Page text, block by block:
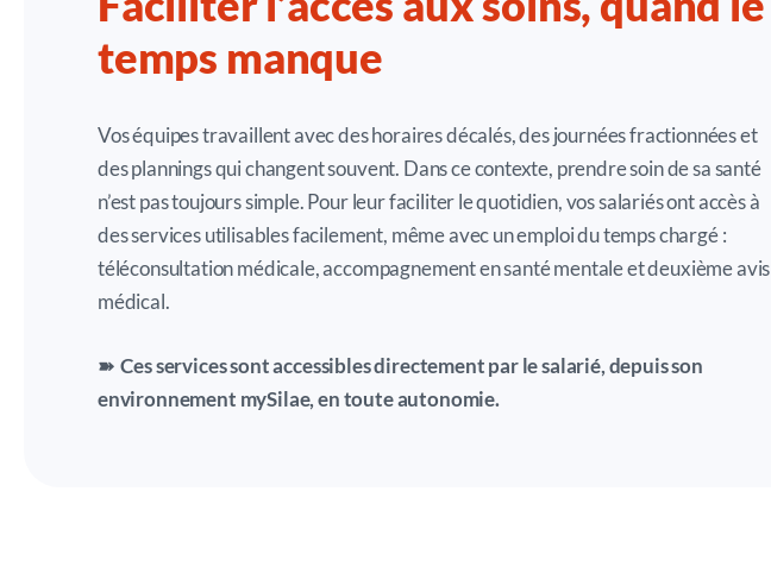
temps manque
Vos équipes travaillent avec des horaires décalés, des journées fractionnées et
des plannings qui changent souvent. Dans ce contexte, prendre soin de sa santé
n’est pas toujours simple. Pour leur faciliter le quotidien, vos salariés ont accès à
des services utilisables facilement, même avec un emploi du temps chargé :
téléconsultation médicale, accompagnement en santé mentale et deuxième avis
médical.
➽ Ces services sont accessibles directement par le salarié, depuis son
environnement mySilae, en toute autonomie.